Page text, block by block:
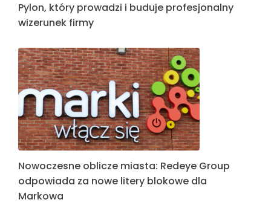
Pylon, który prowadzi i buduje profesjonalny
wizerunek firmy
Nowoczesne oblicze miasta: Redeye Group
odpowiada za nowe litery blokowe dla
Markowa